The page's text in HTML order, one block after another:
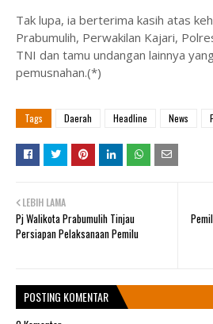
Tak lupa, ia berterima kasih atas
Prabumulih, Perwakilan Kajari,
TNI dan tamu undangan lainnya
pemusnahan.(*)
Tags Daerah Headline News
LEBIH LAMA
Pj Walikota Prabumulih Tinjau
Persiapan Pelaksanaan Pemilu
POSTING KOMENTAR